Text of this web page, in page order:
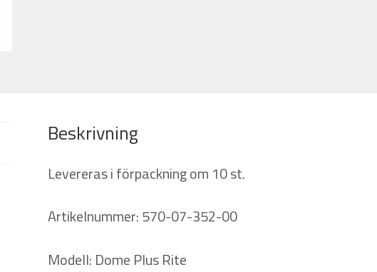
Beskrivning
Levereras i förpackning om 10 st.
Artikelnummer: 570-07-352-00
Modell: Dome Plus Rite